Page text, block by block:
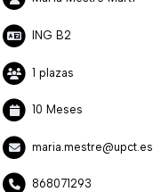
ING B2
1 plazas
10 Meses
maria.mestre@upct.es
868071293